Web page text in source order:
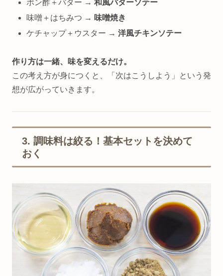
ポン酢＋バター →和風バターソテー
味噌＋はちみつ → 味噌焼き
ケチャップ＋ウスター →洋風チキンソテー
作り方は一緒、味を変えるだけ。
この考え方が身につくと、「次はこうしよう」という発
想が広がっていきます。
3. 調味料は絞る！基本セットを決めて
おく